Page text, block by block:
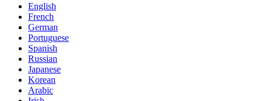
English
French
German
Portuguese
Spanish
Russian
Japanese
Korean
Arabic